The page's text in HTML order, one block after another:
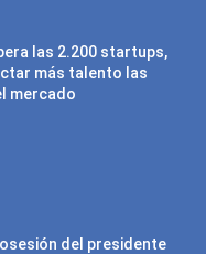
las 2.200 startups,
más talento las
mercado
del presidente